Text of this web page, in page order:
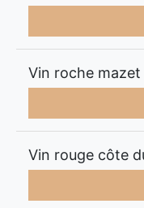
Vin roche mazet
Vin rouge côte